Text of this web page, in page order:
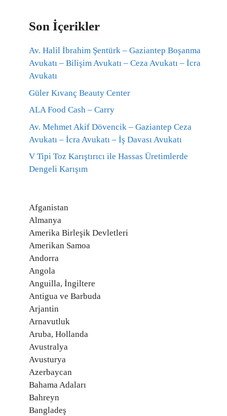
Son İçerikler
Av. Halil İbrahim Şentürk – Gaziantep Boşanma
Avukatı – Bilişim Avukatı – Ceza Avukatı – İcra
Avukatı
Güler Kıvanç Beauty Center
ALA Food Cash – Carry
Av. Mehmet Akif Dövencik – Gaziantep Ceza
Avukatı – İcra Avukatı – İş Davası Avukatı
V Tipi Toz Karıştırıcı ile Hassas Üretimlerde
Dengeli Karışım
Afganistan
Almanya
Amerika Birleşik Devletleri
Amerikan Samoa
Andorra
Angola
Anguilla, İngiltere
Antigua ve Barbuda
Arjantin
Arnavutluk
Aruba, Hollanda
Avustralya
Avusturya
Azerbaycan
Bahama Adaları
Bahreyn
Bangladeş